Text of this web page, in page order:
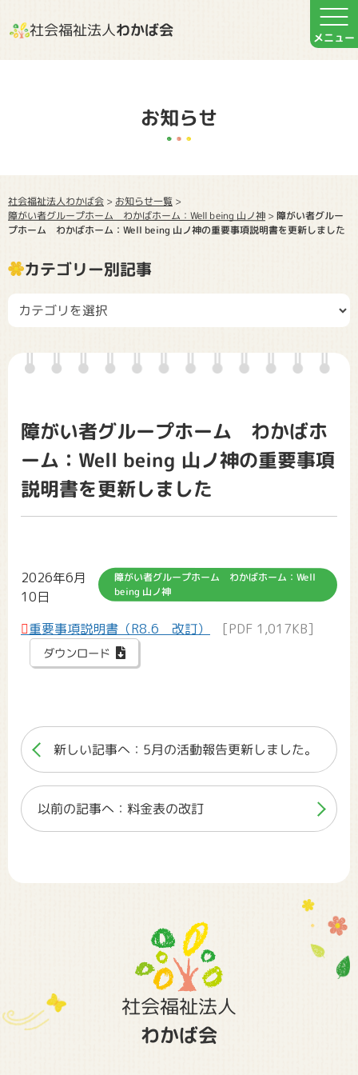
社会福祉法人わかば会
お知らせ
社会福祉法人わかば会 > お知らせ一覧 >
障がい者グループホーム わかばホーム：Well being 山ノ神>障がい者グルー
プホーム わかばホーム：Well being 山ノ神の重要事項説明書を更新しました
カテゴリー別記事
障がい者グループホーム わかばホ
ーム：Well being 山ノ神の重要事項
説明書を更新しました
2026年6月
10日
障がい者グループホーム わかばホーム：Well
being 山ノ神
重要事項説明書（R8.6 改訂） [PDF 1,017KB]
ダウンロード
新しい記事へ：5月の活動報告更新しました。
以前の記事へ：料金表の改訂
社会福祉法人
わかば会